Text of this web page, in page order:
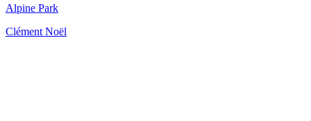
Alpine Park
Clément Noël